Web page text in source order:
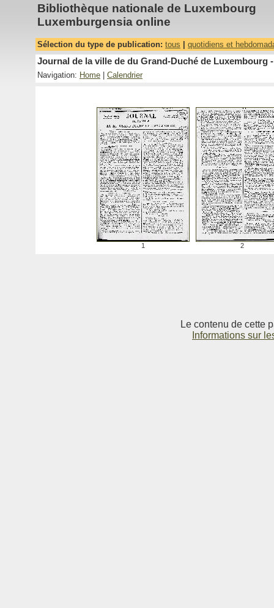
Bibliothèque nationale de Luxembourg
Luxemburgensia online
Sélection du type de publication: tous quotidiens et
Journal de la ville de du Grand-Duché de Luxembourg -
Navigation: Home Calendrier
1 2
Le contenu de cette
Informations sur